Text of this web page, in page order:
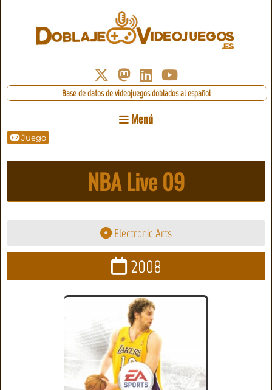
Base de datos de videojuegos doblados al español
Menú
Juego
NBA Live 09
Electronic Arts
2008